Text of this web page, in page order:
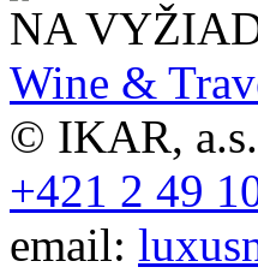
NA
Wine &
© IKAR,
+421 2 49
email: